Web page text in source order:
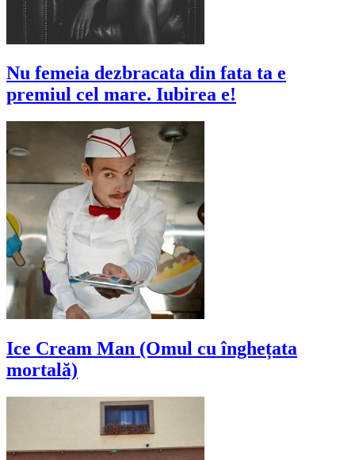
Nu femeia dezbracata din fata ta e
premiul cel mare. Iubirea e!
Ice Cream Man (Omul cu înghețata
mortală)